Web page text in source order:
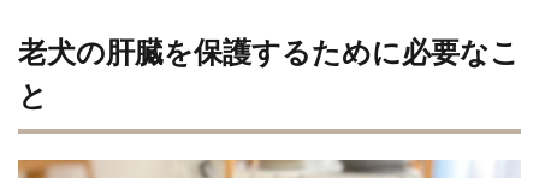
老犬の肝臓を保護するために必要なこ
と